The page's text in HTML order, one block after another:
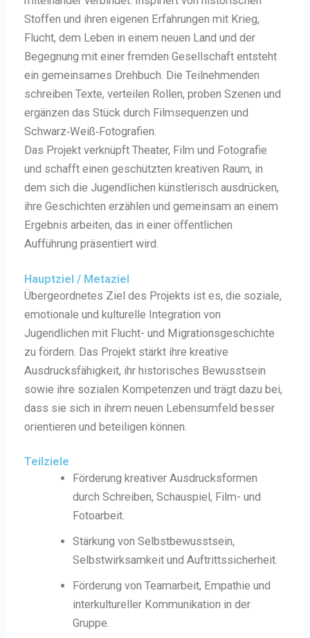
Stoffen und ihren eigenen Erfahrungen mit Krieg,
Flucht, dem Leben in einem neuen Land und der
Begegnung mit einer fremden Gesellschaft entsteht
ein gemeinsames Drehbuch. Die Teilnehmenden
schreiben Texte, verteilen Rollen, proben Szenen und
ergänzen das Stück durch Filmsequenzen und
Schwarz‑Weiß‑Fotografien.
Das Projekt verknüpft Theater, Film und Fotografie
und schafft einen geschützten kreativen Raum, in
dem sich die Jugendlichen künstlerisch ausdrücken,
ihre Geschichten erzählen und gemeinsam an einem
Ergebnis arbeiten, das in einer öffentlichen
Aufführung präsentiert wird.
Hauptziel / Metaziel
Übergeordnetes Ziel des Projekts ist es, die soziale,
emotionale und kulturelle Integration von
Jugendlichen mit Flucht- und Migrationsgeschichte
zu fördern. Das Projekt stärkt ihre kreative
Ausdrucksfähigkeit, ihr historisches Bewusstsein
sowie ihre sozialen Kompetenzen und trägt dazu bei,
dass sie sich in ihrem neuen Lebensumfeld besser
orientieren und beteiligen können.
Teilziele
Förderung kreativer Ausdrucksformen
durch Schreiben, Schauspiel, Film- und
Fotoarbeit.
Stärkung von Selbstbewusstsein,
Selbstwirksamkeit und Auftrittssicherheit.
Förderung von Teamarbeit, Empathie und
interkultureller Kommunikation in der
Gruppe.